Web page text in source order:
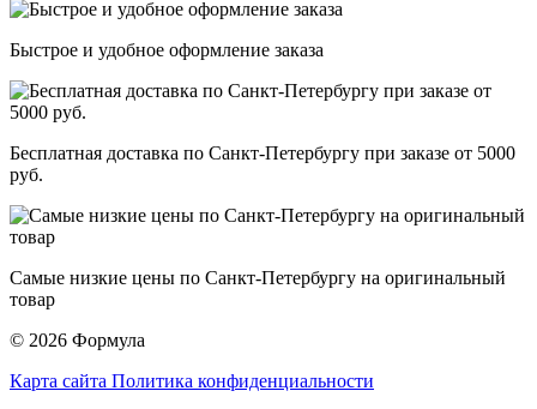
Быстрое и удобное оформление заказа
Бесплатная доставка по Санкт-Петербургу при заказе от 5000
руб.
Самые низкие цены по Санкт-Петербургу на оригинальный
товар
© 2026 Формула
Карта сайта Политика конфиденциальности